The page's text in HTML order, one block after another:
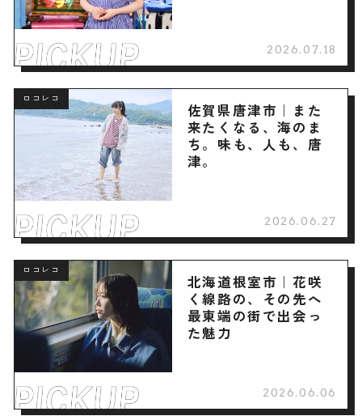
2026.07.18
ロコレコ
佐賀県唐津市｜また
来たくなる、海のま
ち。味も、人も、唐
津。
2026.06.27
ロコレコ
北海道根室市｜花咲
く線路の、その先へ
最東端の街で出会っ
た魅力
2026.06.06